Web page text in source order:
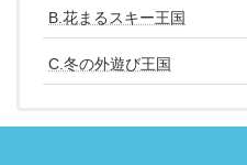
B.花まるスキー王国
C.冬の外遊び王国